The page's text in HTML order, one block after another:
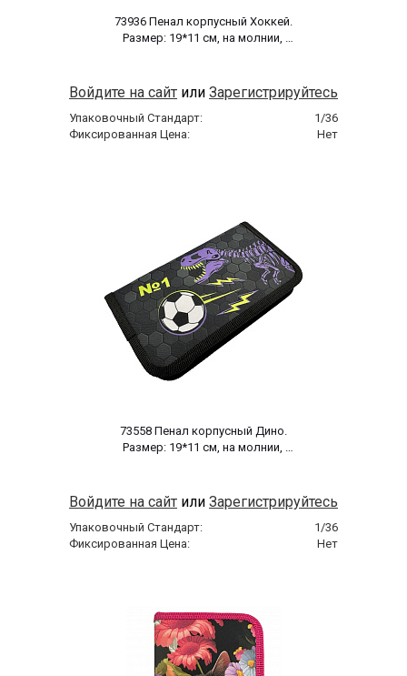
73936 Пенал корпусный Хоккей.
Размер: 19*11 см, на молнии,
Войдите на сайт или Зарегистрируйтесь
Упаковочный Стандарт:
1/36
Фиксированная Цена:
Нет
73558 Пенал корпусный Дино.
Размер: 19*11 см, на молнии,
Войдите на сайт или Зарегистрируйтесь
Упаковочный Стандарт:
1/36
Фиксированная Цена:
Нет